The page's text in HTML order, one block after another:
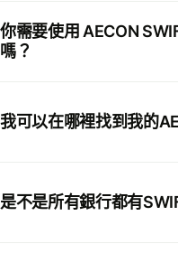
你需要使用 AECON
嗎？
我可以在哪裡找到我的
是不是所有銀行都有